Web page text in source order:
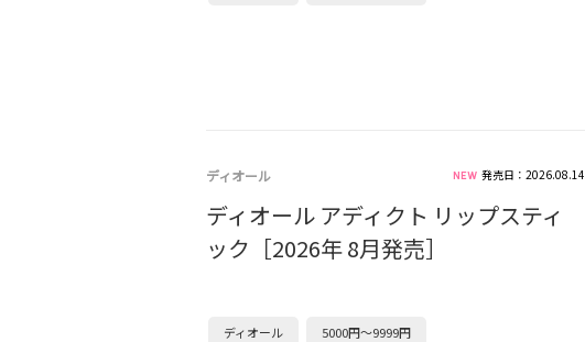
ディオール 発売日：2026.08.14
ディオール アディクト リップスティ
ック［2026年 8月発売］
ディオール 5000円～9999円